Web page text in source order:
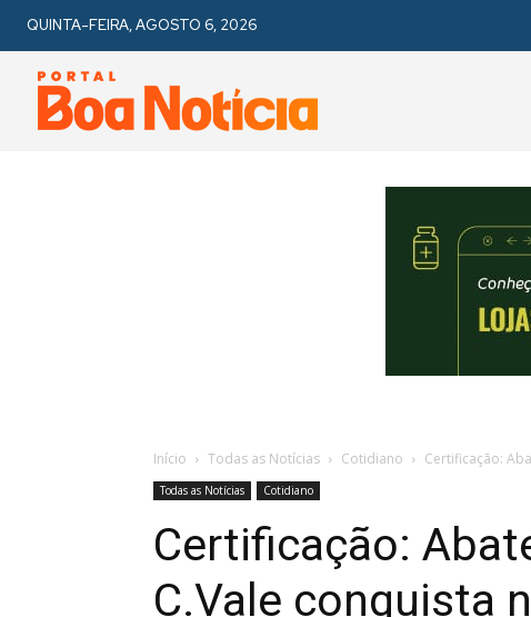
QUINTA-FEIRA, AGOSTO 6, 2026
Início Todas as Notícias Cotidiano Certificação:
Todas as Notícias Cotidiano
Certificação:
C.Vale conquista